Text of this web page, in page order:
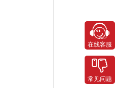
在线客服
常见问题